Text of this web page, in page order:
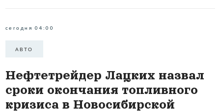
сегодня 04:00
АВТО
Нефтетрейдер Лацких назвал
сроки окончания топливного
кризиса в Новосибирской